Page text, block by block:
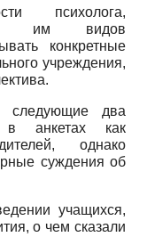
психолога,
им видов
конкретные
учреждения,
следующие два
в анкетах как
однако
суждения об
учащихся,
о чем сказали